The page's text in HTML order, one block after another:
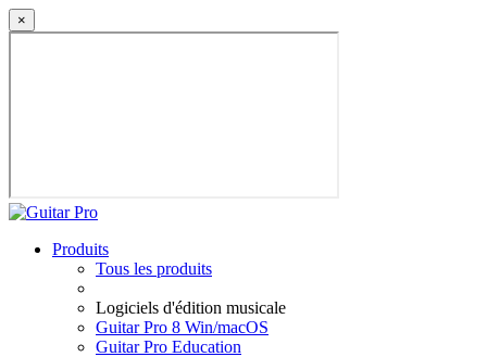
×
Produits
Tous les produits
Logiciels d'édition musicale
Guitar Pro 8 Win/macOS
Guitar Pro Education